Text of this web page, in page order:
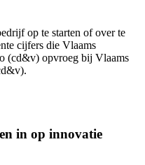
op te starten of over te
cijfers die Vlaams
(cd&v) opvroeg bij Vlaams
in op innovatie